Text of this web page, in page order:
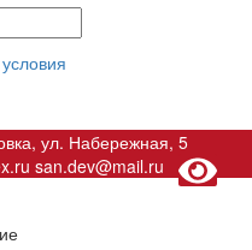
условия
, ул. Набережная, 5
san.dev@mail.ru